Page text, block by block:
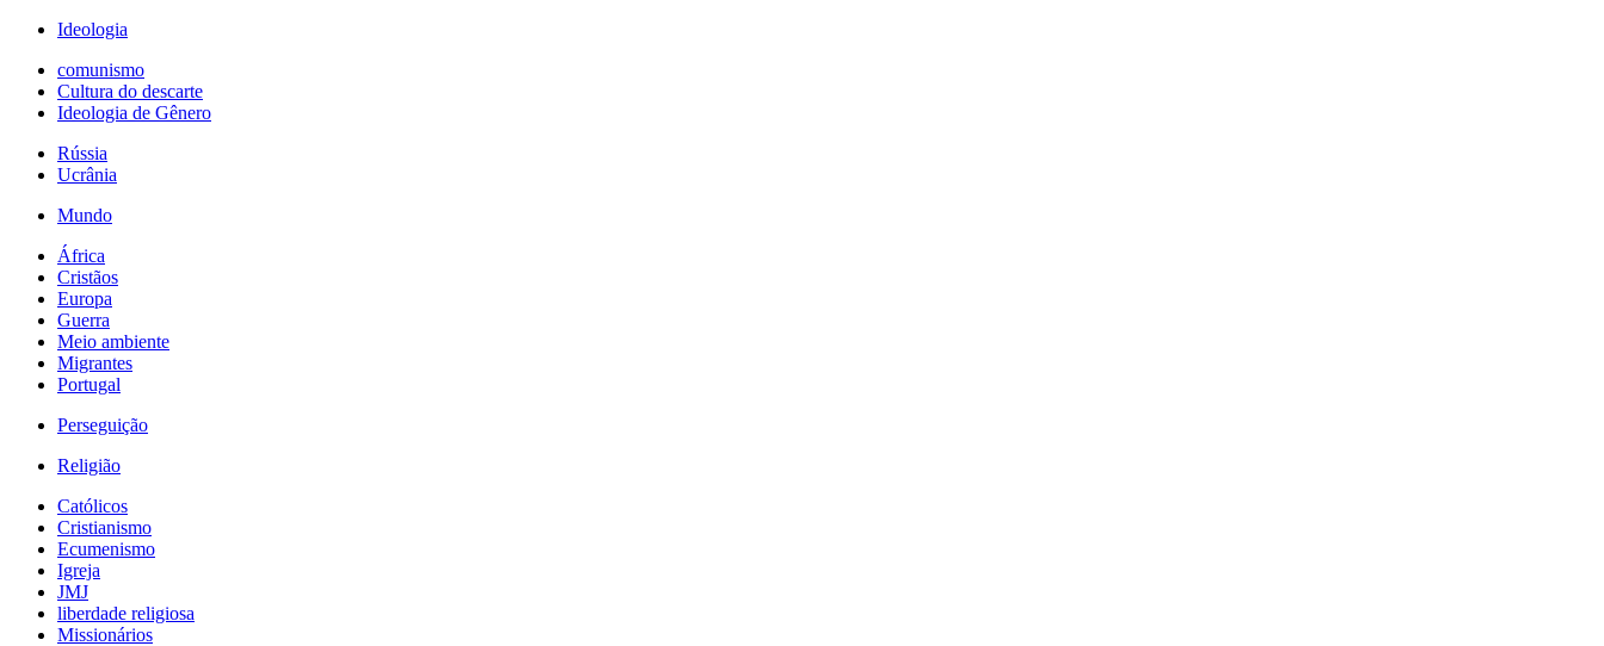
Ideologia
comunismo
Cultura do descarte
Ideologia de Gênero
Rússia
Ucrânia
Mundo
África
Cristãos
Europa
Guerra
Meio ambiente
Migrantes
Portugal
Perseguição
Religião
Católicos
Cristianismo
Ecumenismo
Igreja
JMJ
liberdade religiosa
Missionários